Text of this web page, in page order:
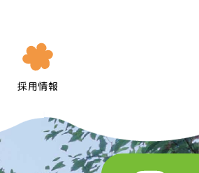
採用情報